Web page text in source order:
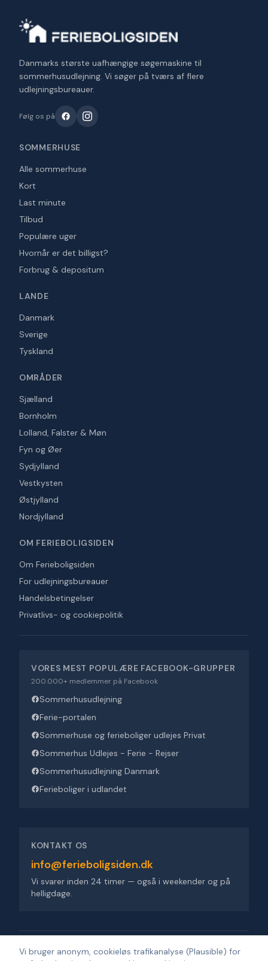
Danmarks største uafhængige søgemaskine til
sommerhusudlejning. Vi søger på tværs af flere
udlejningsbureauer.
Følg os på
SOMMERHUSE
Alle sommerhuse
Kort
Last minute
Tilbud
Populære uger
Hvornår er det billigst?
Forbrug & depositum
LANDE
Danmark
Sverige
Tyskland
OMRÅDER
Sjælland
Bornholm
Lolland, Falster & Møn
Fyn og Øer
Sydjylland
Vestkysten
Østjylland
Nordjylland
OM FERIEBOLIGSIDEN
Om Ferieboligsiden
For udlejningsbureauer
Handelsbetingelser
Privatlivs- og cookiepolitik
VORES MEST POPULÆRE FACEBOOK-GRUPPER
200.000+ medlemmer på Facebook
Sommerhusudlejning
Ferie-portalen
Sommerhuse og ferieboliger udlejes Privat
Sommerhus Udlejes - Ferie - Rejser
Sommerhusudlejning Danmark
Ferieboliger i udlandet
KONTAKT OS
info@ferieboligsiden.dk
Vi svarer inden 24 timer — også i weekender og på
helligdage.
Ferieboligsiden ApS·Trigevej 9, 8382 Hinnerup ·CVR 36909676
Vi bruger anonym, cookieløs trafikanalyse (Plausible) for